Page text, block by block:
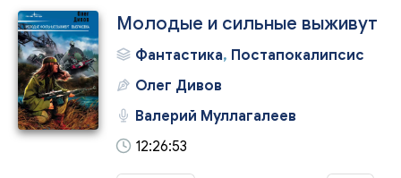
Молодые и сильные выживут
Фантастика, Постапокалипсис
Олег Дивов
Валерий Муллагалеев
12:26:53